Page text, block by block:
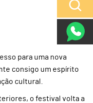
para uma nova
consigo um espírito
cultural.
o festival volta a